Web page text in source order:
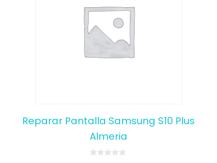
Reparar Pantalla Samsung S10 Plus
Almeria